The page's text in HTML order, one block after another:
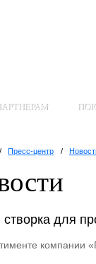
Пресс-центр
створка для
компании